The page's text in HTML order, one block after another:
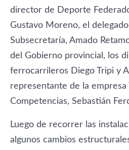
director de Deporte
Gustavo Moreno, el
Subsecretaría, Amado
del Gobierno provincial, los
ferrocarrileros Diego Tripi y
representante de la empresa
Competencias, Sebastián
Luego de recorrer las
algunos cambios